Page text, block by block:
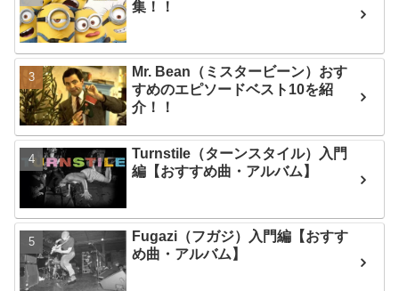
集！！
Mr. Bean（ミスタービーン）おす
すめのエピソードベスト10を紹
介！！
Turnstile（ターンスタイル）入門
編【おすすめ曲・アルバム】
Fugazi（フガジ）入門編【おすす
め曲・アルバム】